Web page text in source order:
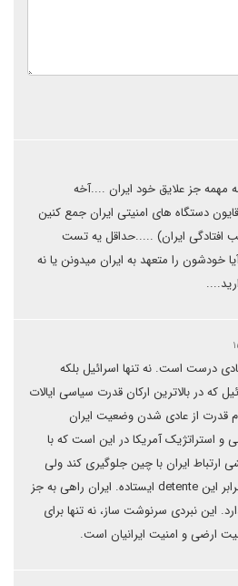
مهمه جز علایق خود ایران ....آخه
دستگاه های امنیتی ایران جمع کنین
افتادگی ایران) .....حداقل یه تست
خودشون را متعهد به ایران میدونن یا نه
درست است. نه تنها اسرائیل بلکه
که در بالاترین ارکان قدرت سیاسی ایالات
قدرت از عادی شدن وضعیت ایران
و استراتژیک آمریکا در این است که با
ارتباط ایران با چین جلوگیری کند ولی
لابی اسرائیل با اعمال نفوذ در برابر این detente ایستاده. ایران راهی به جز
این نبردی سرنوشت ساز، نه تنها برای
ارضی و امنیت ایرانیان است.